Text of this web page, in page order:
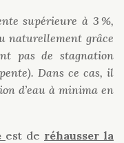
supérieure à 3 %,
naturellement grâce
pas de stagnation
Dans ce cas, il
d’eau à minima en
est de réhausser la